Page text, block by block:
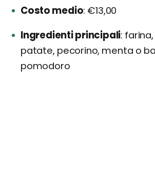
Costo medio €13,00
Ingredienti principali
patate, pecorino, menta o
pomodoro